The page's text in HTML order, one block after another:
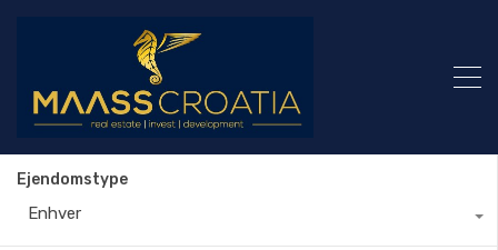
Ejendomstype
Enhver